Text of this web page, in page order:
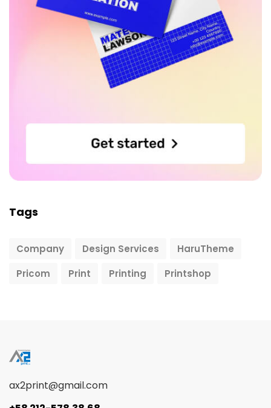
Tags
Company Design Services
HaruTheme
Pricom
Print Printing Printshop
ax2print@gmail.com